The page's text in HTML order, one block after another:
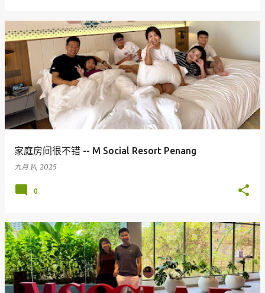
家庭房间很不错 -- M Social Resort Penang
九月 14, 2025
0